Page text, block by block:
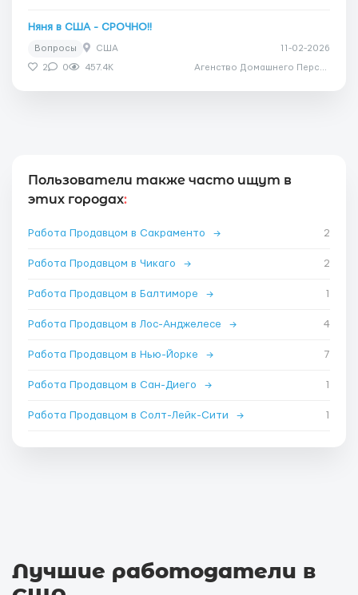
Няня в США - СРОЧНО!!
Вопросы США 11-02-2026
2 0 457.4K
Пользователи также часто ищут в
этих городах:
Работа Продавцом в Сакраменто → 2
Работа Продавцом в Чикаго → 2
Работа Продавцом в Балтиморе → 1
Работа Продавцом в Лос-Анджелесе → 4
Работа Продавцом в Нью-Йорке → 7
Работа Продавцом в Сан-Диего → 1
Работа Продавцом в Солт-Лейк-Сити → 1
Лучшие работодатели в